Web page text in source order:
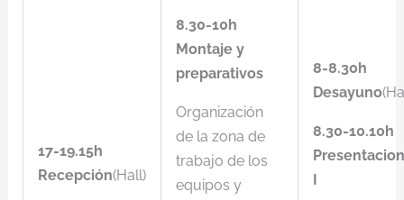
17-19.15h
Recepción(Hall)
8.30-10h
Montaje y
preparativos
Organización
de la zona de
trabajo de los
equipos y
8-8.30h
Desayuno
8.30-10.10h
I